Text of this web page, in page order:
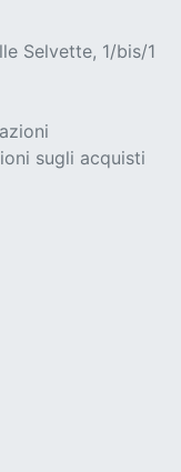
Selvette, 1/bis/1
sugli acquisti